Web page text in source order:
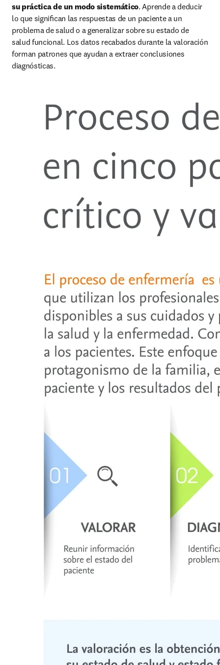
su práctica de un modo sistemático. Aprende a deducir
lo que signiﬁcan las respuestas de un paciente a un
problema de salud o a generalizar sobre su estado de
salud funcional. Los datos recabados durante la valoración
forman patrones que ayudan a extraer conclusiones
diagnósticas.